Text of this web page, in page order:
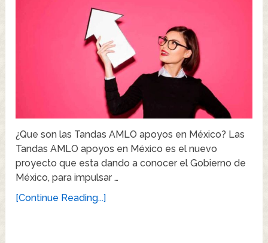
¿Que son las Tandas AMLO apoyos en México? Las
Tandas AMLO apoyos en México es el nuevo
proyecto que esta dando a conocer el Gobierno de
México, para impulsar …
[Continue Reading...]